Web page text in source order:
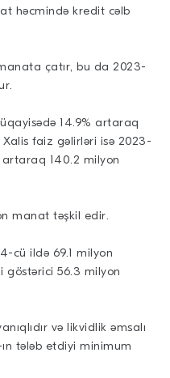
həcmində kredit cəlb
çatır, bu da 2023-
14.9% artaraq
faiz gəlirləri isə 2023-
140.2 milyon
manat təşkil edir.
cü ildə 69.1 milyon
göstərici 56.3 milyon
və likvidlik əmsalı
tələb etdiyi minimum